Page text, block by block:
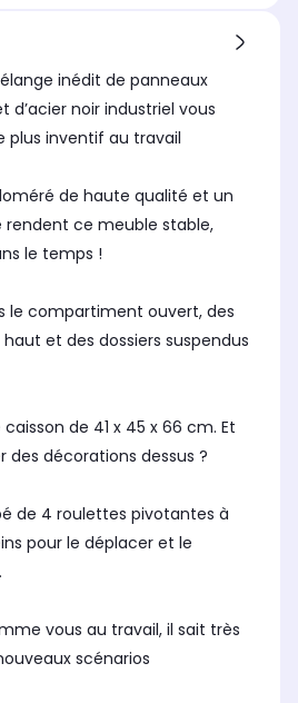
inédit de panneaux
d’acier noir industriel vous
plus inventif au travail
de haute qualité et un
rendent ce meuble stable,
le temps !
le compartiment ouvert, des
et des dossiers suspendus
de 41 x 45 x 66 cm. Et
des décorations dessus ?
de 4 roulettes pivotantes à
pour le déplacer et le
vous au travail, il sait très
scénarios